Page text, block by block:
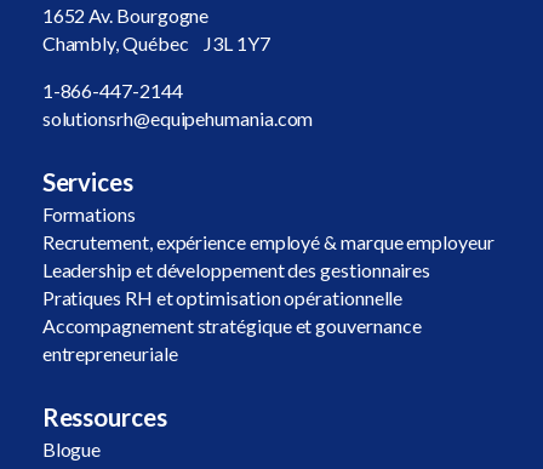
1652 Av. Bourgogne
Chambly, Québec J3L 1Y7
1-866-447-2144
solutionsrh@equipehumania.com
Services
Formations
Recrutement, expérience employé & marque employeur
Leadership et développement des gestionnaires
Pratiques RH et optimisation opérationnelle
Accompagnement stratégique et gouvernance
entrepreneuriale
Ressources
Blogue